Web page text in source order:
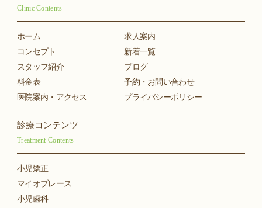
Clinic Contents
ホーム
コンセプト
スタッフ紹介
料金表
医院案内・アクセス
求人案内
新着一覧
ブログ
予約・お問い合わせ
プライバシーポリシー
診療コンテンツ
Treatment Contents
小児矯正
マイオブレース
小児歯科